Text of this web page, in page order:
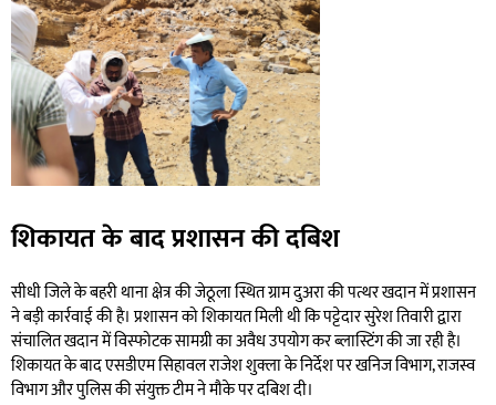
शिकायत के बाद प्रशासन की दबिश
सीधी जिले के बहरी थाना क्षेत्र की जेठूला स्थित ग्राम दुअरा की पत्थर खदान में प्रशासन
ने बड़ी कार्रवाई की है। प्रशासन को शिकायत मिली थी कि पट्टेदार सुरेश तिवारी द्वारा
संचालित खदान में विस्फोटक सामग्री का अवैध उपयोग कर ब्लास्टिंग की जा रही है।
शिकायत के बाद एसडीएम सिहावल राजेश शुक्ला के निर्देश पर खनिज विभाग, राजस्व
विभाग और पुलिस की संयुक्त टीम ने मौके पर दबिश दी।